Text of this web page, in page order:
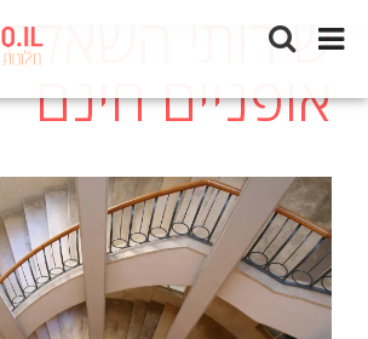
שירותי השאלת
אופניים חינם